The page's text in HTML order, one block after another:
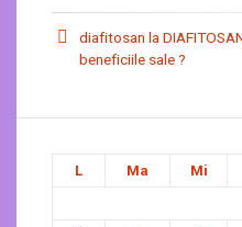
diafitosan la
beneficiile sale ?
L Ma Mi